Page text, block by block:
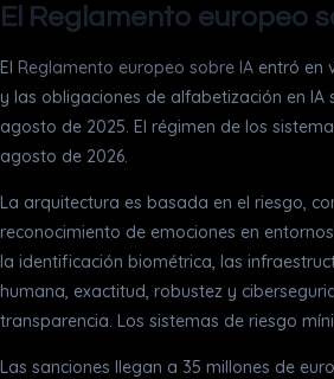
El Reglamento europeo
El Reglamento europeo sobre IA entró en
y las obligaciones de alfabetización en
agosto de 2025. El régimen de los
agosto de 2026.
La arquitectura es basada en el riesgo,
reconocimiento de emociones en
la identificación biométrica, las
humana, exactitud, robustez y
transparencia. Los sistemas de riesgo
Las sanciones llegan a 35 millones de